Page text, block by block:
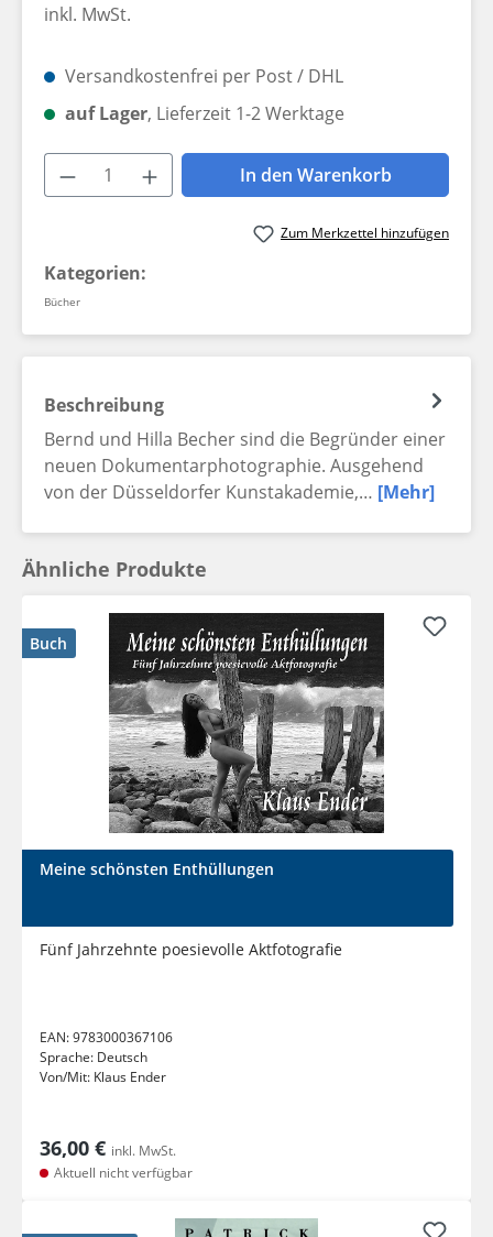
inkl. MwSt.
Versandkostenfrei per Post / DHL
auf Lager, Lieferzeit 1-2 Werktage
Produkt Anzahl: Gib den
In den Warenkorb
Zum Merkzettel hinzufügen
Kategorien:
Bücher
Beschreibung
Bernd und Hilla Becher sind die Begründer einer
neuen Dokumentarphotographie. Ausgehend
von der Düsseldorfer Kunstakademie,… [Mehr]
Ähnliche Produkte
Buch
Meine schönsten Enthüllungen
Fünf Jahrzehnte poesievolle Aktfotografie
EAN:9783000367106
Sprache: Deutsch
Von/Mit: Klaus Ender
36,00 € inkl. MwSt.
Aktuell nicht verfügbar